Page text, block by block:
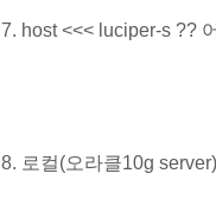
7. host <<< luciper-s ??
8. 로컬(오라클10g